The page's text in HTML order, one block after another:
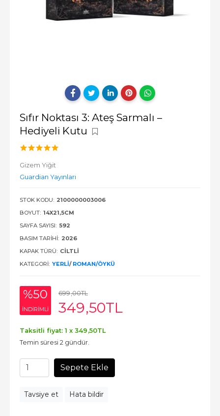
Sıfır Noktası 3: Ateş Sarmalı –
Hediyeli Kutu
Gizem Yiğit
Guardian Yayınları
STOK KODU: 2100000003006
BOYUT: 14X21,5CM
SAYFA SAYISI: 592
BASIM TARIHI: 2026
KAPAK TÜRÜ: CİLTLİ
KATEGORI: YERLI/ ROMAN/ÖYKÜ
%50
INDIRIMLI
699,00TL
349,50TL
Taksitli fiyat: 1 x 349 ,50TL
Temin süresi 2 gündür.
Sepete Ekle
Tavsiye et Hata bildir